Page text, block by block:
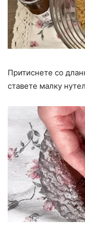
Притиснете со
ставете малку